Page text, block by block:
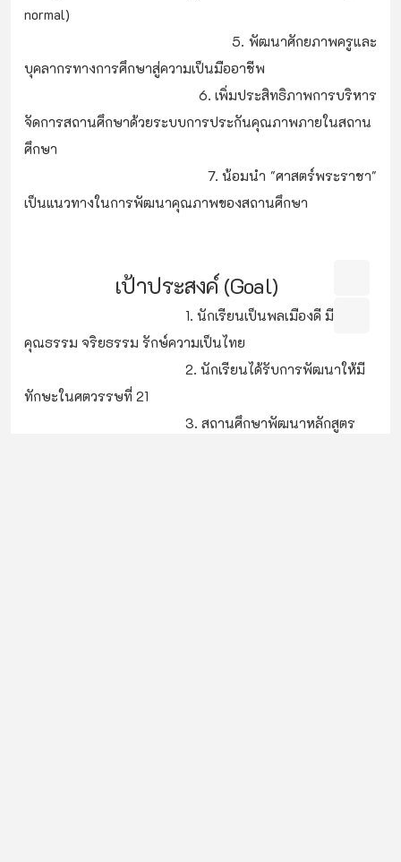
normal)
5. พัฒนาศักยภาพครูและ
บุคลากรทางการศึกษาสู่ความเป็นมืออาชีพ
6. เพิ่มประสิทธิภาพการบริหาร
จัดการสถานศึกษาด้วยระบบการประกันคุณภาพภายในสถาน
ศึกษา
7. น้อมนํา "ศาสตร์พระราชา"
เป็นแนวทางในการพัฒนาคุณภาพของสถานศึกษา
เป้าประสงค์ (Goal)
1. นักเรียนเป็นพลเมืองดี มี
คุณธรรม จริยธรรม รักษ์ความเป็นไทย
2. นักเรียนได้รับการพัฒนาให้มี
ทักษะในศตวรรษที่ 21
3. สถานศึกษาพัฒนาหลักสูตร